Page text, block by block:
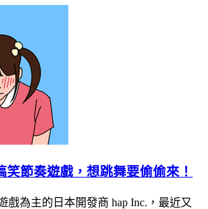
笑節奏遊戲，想跳舞要偷偷來！
戲為主的日本開發商 hap Inc.，最近又